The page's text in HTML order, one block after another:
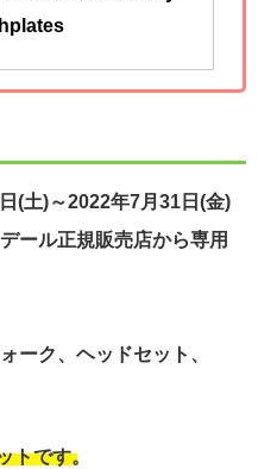
(土)～2022年7月31日(金)
ール正規販売店から専用
ーク、ヘッドセット、
トです。